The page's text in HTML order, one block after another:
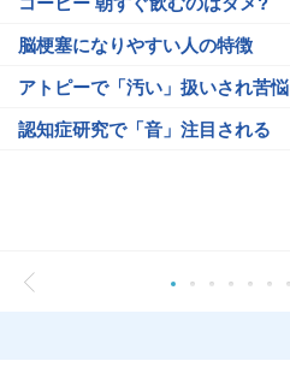
脳梗塞になりやすい人の特徴
アトピーで「汚い」扱いされ苦悩
認知症研究で「音」注目される